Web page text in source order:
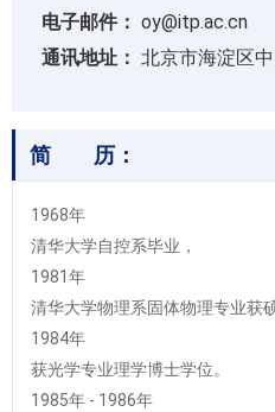
电子邮件： oy@itp.ac.cn
通讯地址： 北京市海淀区
简 历：
1968年
清华大学自控系毕业，
1981年
清华大学物理系固体物理专业获
1984年
获光学专业理学博士学位。
1985年 - 1986年